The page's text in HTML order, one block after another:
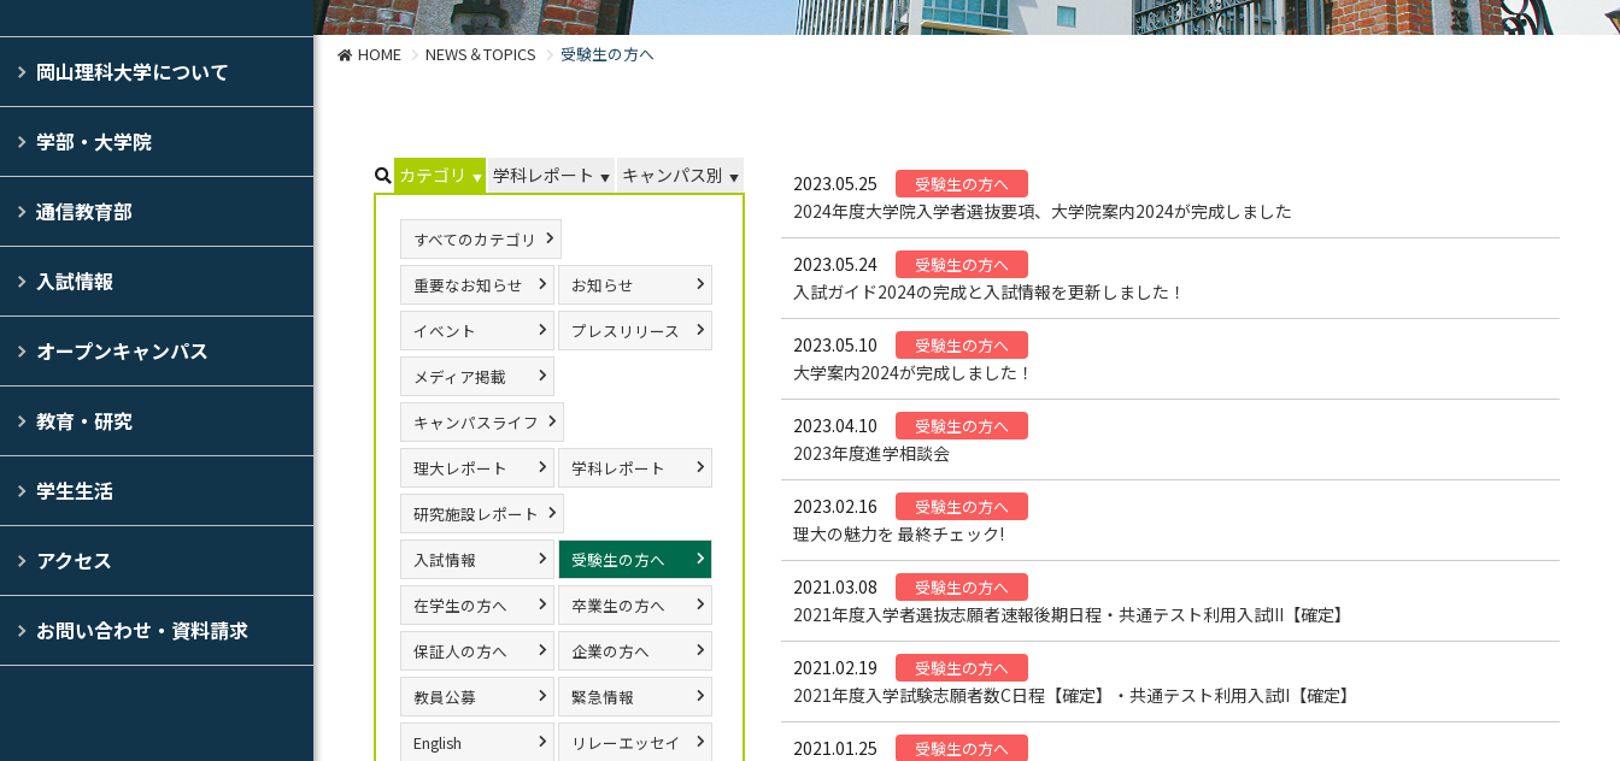
岡山理科大学について
学部・大学院
通信教育部
入試情報
オープンキャンパス
教育・研究
学生生活
アクセス
お問い合わせ・資料請求
HOME NEWS＆TOPICS 受験生の方へ
カテゴリ 学科レポート キャンパス別
すべてのカテゴリ
重要なお知らせ
お知らせ
イベント
プレスリリース
メディア掲載
キャンパスライフ
理大レポート
学科レポート
研究施設レポート
入試情報
受験生の方へ
在学生の方へ
卒業生の方へ
保証人の方へ
企業の方へ
教員公募
緊急情報
English
リレーエッセイ
2023.05.25 受験生の方へ
2024年度大学院入学者選抜要項、大学院案内2024が完成しました
2023.05.24 受験生の方へ
入試ガイド2024の完成と入試情報を更新しました！
2023.05.10 受験生の方へ
大学案内2024が完成しました！
2023.04.10 受験生の方へ
2023年度進学相談会
2023.02.16 受験生の方へ
理大の魅力を 最終チェック!
2021.03.08 受験生の方へ
2021年度入学者選抜志願者速報後期日程・共通テスト利用入試Ⅲ【確定】
2021.02.19 受験生の方へ
2021年度入学試験志願者数C日程【確定】・共通テスト利用入試Ⅱ【確定】
2021.01.25 受験生の方へ